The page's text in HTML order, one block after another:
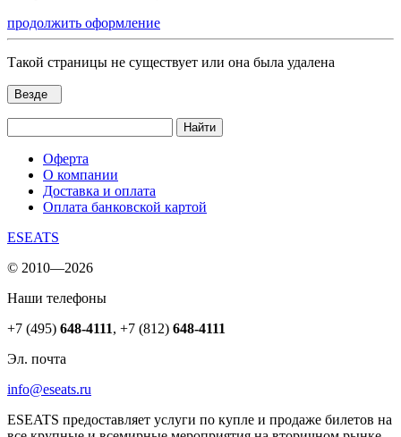
продолжить оформление
Такой страницы не существует или она была удалена
Везде
Найти
Оферта
О компании
Доставка и оплата
Оплата банковской картой
ESEATS
© 2010—2026
Наши телефоны
+7 (495) 648-4111, +7 (812) 648-4111
Эл. почта
info@eseats.ru
ESEATS предоставляет услуги по купле и продаже билетов на